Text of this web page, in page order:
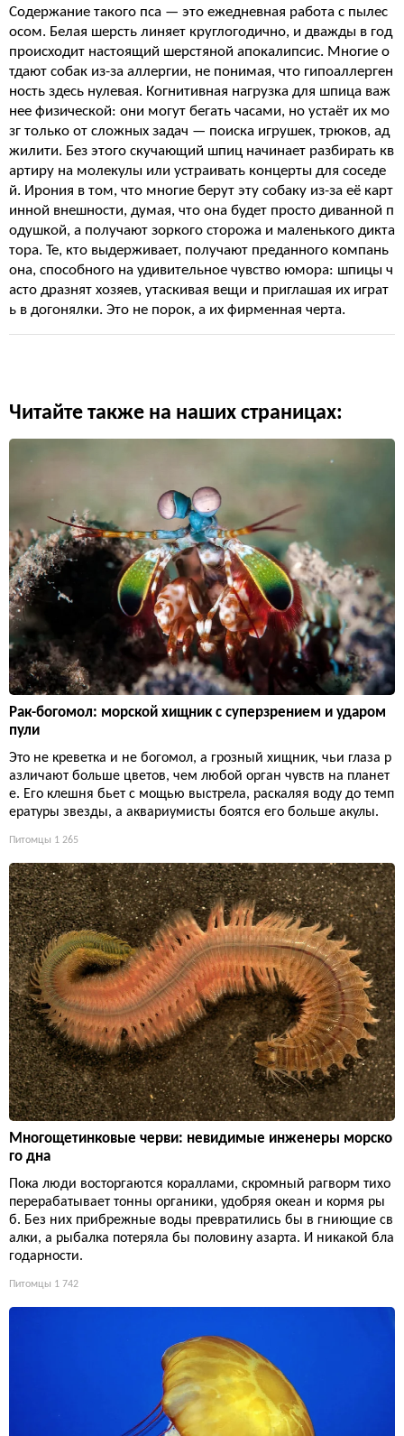
Содержание такого пса — это ежедневная работа с пылес
осом. Белая шерсть линяет круглогодично, и дважды в год
происходит настоящий шерстяной апокалипсис. Многие о
тдают собак из-за аллергии, не понимая, что гипоаллерген
ность здесь нулевая. Когнитивная нагрузка для шпица важ
нее физической: они могут бегать часами, но устаёт их мо
зг только от сложных задач — поиска игрушек, трюков, ад
жилити. Без этого скучающий шпиц начинает разбирать кв
артиру на молекулы или устраивать концерты для соседе
й. Ирония в том, что многие берут эту собаку из-за её карт
инной внешности, думая, что она будет просто диванной п
одушкой, а получают зоркого сторожа и маленького дикта
тора. Те, кто выдерживает, получают преданного компань
она, способного на удивительное чувство юмора: шпицы ч
асто дразнят хозяев, утаскивая вещи и приглашая их играт
ь в догонялки. Это не порок, а их фирменная черта.
Читайте также на наших страницах:
Рак-богомол: морской хищник с суперзрением и ударом
пули
Это не креветка и не богомол, а грозный хищник, чьи глаза р
азличают больше цветов, чем любой орган чувств на планет
е. Его клешня бьет с мощью выстрела, раскаляя воду до темп
ературы звезды, а аквариумисты боятся его больше акулы.
Питомцы 1 265
Многощетинковые черви: невидимые инженеры морско
го дна
Пока люди восторгаются кораллами, скромный рагворм тихо
перерабатывает тонны органики, удобряя океан и кормя ры
б. Без них прибрежные воды превратились бы в гниющие св
алки, а рыбалка потеряла бы половину азарта. И никакой бла
годарности.
Питомцы 1 742